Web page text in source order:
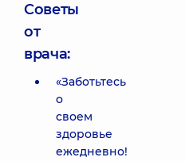
Советы
от
врача:
«Заботьтесь
о
своем
здоровье
ежедневно!